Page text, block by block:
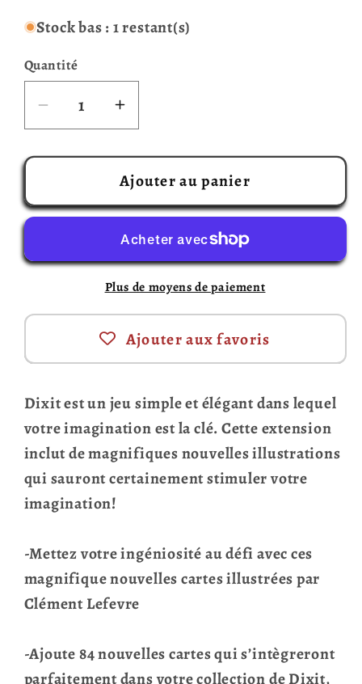
Stock bas : 1 restant(s)
Quantité
Réduire
la
quantité
Dixit
-
extension
Origins
(multilingue)
Augmenter
la
quantité
de
Dixit
-
extension
Origins
(multilingue)
Ajouter au panier
Plus de moyens de paiement
Ajouter aux favoris
Dixit est un jeu simple et élégant dans lequel
votre imagination est la clé. Cette extension
inclut de magnifiques nouvelles illustrations
qui sauront certainement stimuler votre
imagination!
-Mettez votre ingéniosité au défi avec ces
magnifique nouvelles cartes illustrées par
Clément Lefevre
-Ajoute 84 nouvelles cartes qui s’intègreront
parfaitement dans votre collection de Dixit,